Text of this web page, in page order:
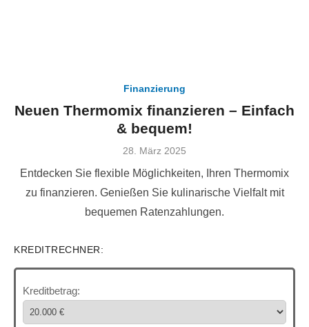
Finanzierung
Neuen Thermomix finanzieren – Einfach
& bequem!
Veröffentlicht
28. März 2025
Entdecken Sie flexible Möglichkeiten, Ihren Thermomix
zu finanzieren. Genießen Sie kulinarische Vielfalt mit
bequemen Ratenzahlungen.
KREDITRECHNER:
Kreditbetrag: